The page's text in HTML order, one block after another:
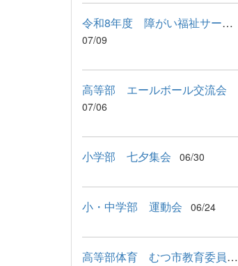
令和8年度 障がい福祉サービス利用に関わる説明会が行われました
07/09
高等部 エールボール交流会
07/06
小学部 七夕集会 06/30
小・中学部 運動会 06/24
高等部体育 むつ市教育委員会教育長来校